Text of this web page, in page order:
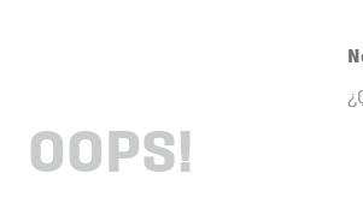
OOPS!